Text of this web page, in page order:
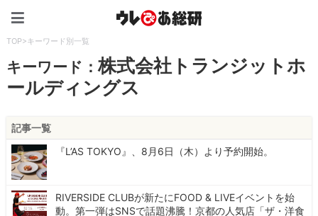
TOP>キーワード別一覧
キーワード：株式会社トランジットホ
ールディングス
記事一覧
『L’AS TOKYO』、8月6日（木）より予約開始。
RIVERSIDE CLUBが新たにFOOD & LIVEイベントを始
動。第一弾はSNSで話題沸騰！京都の人気店「ザ・洋食